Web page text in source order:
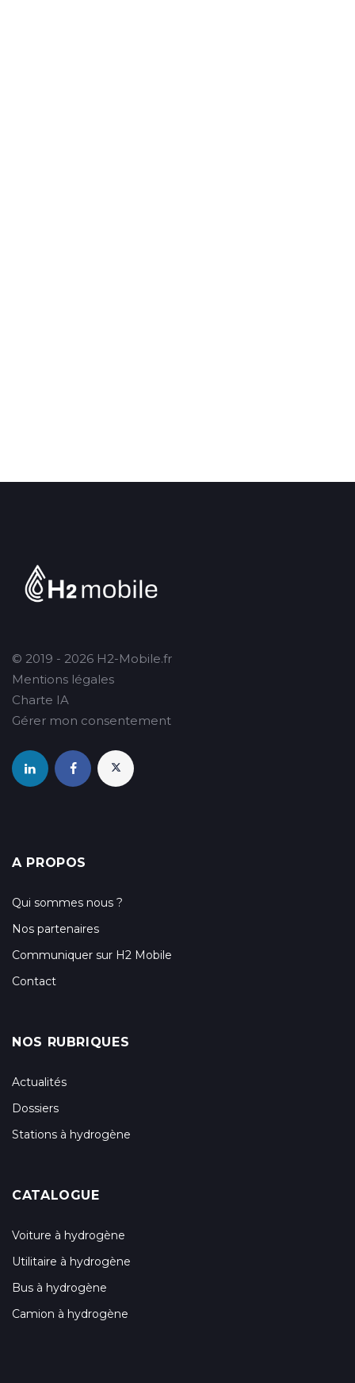
© 2019 - 2026 H2-Mobile.fr
Mentions légales
Charte IA
Gérer mon consentement
A PROPOS
Qui sommes nous ?
Nos partenaires
Communiquer sur H2 Mobile
Contact
NOS RUBRIQUES
Actualités
Dossiers
Stations à hydrogène
CATALOGUE
Voiture à hydrogène
Utilitaire à hydrogène
Bus à hydrogène
Camion à hydrogène